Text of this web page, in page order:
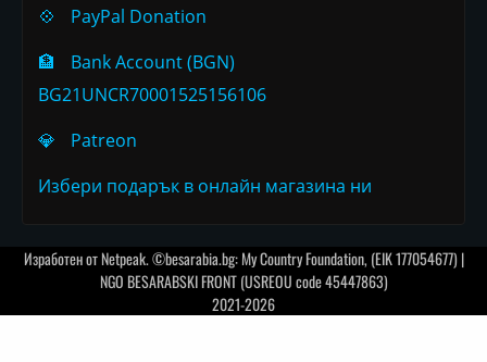
💠
PayPal Donation
🏦
Bank Account (BGN)
BG21UNCR70001525156106
💎
Patreon
Избери подарък в онлайн магазина ни
Изработен отNetpeak. ©besarabia.bg: My Country Foundation, (EIK 177054677) |
NGO BESARABSKI FRONT (USREOU code 45447863)
2021-2026